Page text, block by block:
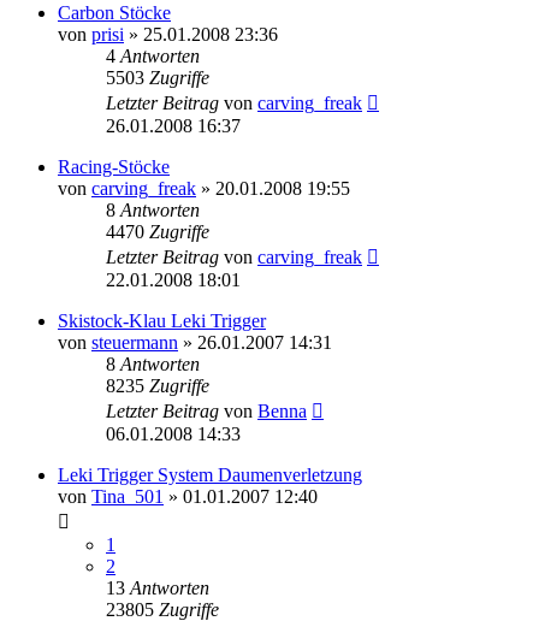
Carbon Stöcke
von prisi » 25.01.2008 23:36
4 Antworten
5503 Zugriffe
Letzter Beitrag von carving_freak
26.01.2008 16:37
Racing-Stöcke
von carving_freak » 20.01.2008 19:55
8 Antworten
4470 Zugriffe
Letzter Beitrag von carving_freak
22.01.2008 18:01
Skistock-Klau Leki Trigger
von steuermann » 26.01.2007 14:31
8 Antworten
8235 Zugriffe
Letzter Beitrag von Benna
06.01.2008 14:33
Leki Trigger System Daumenverletzung
von Tina_501 » 01.01.2007 12:40
1
2
13 Antworten
23805 Zugriffe